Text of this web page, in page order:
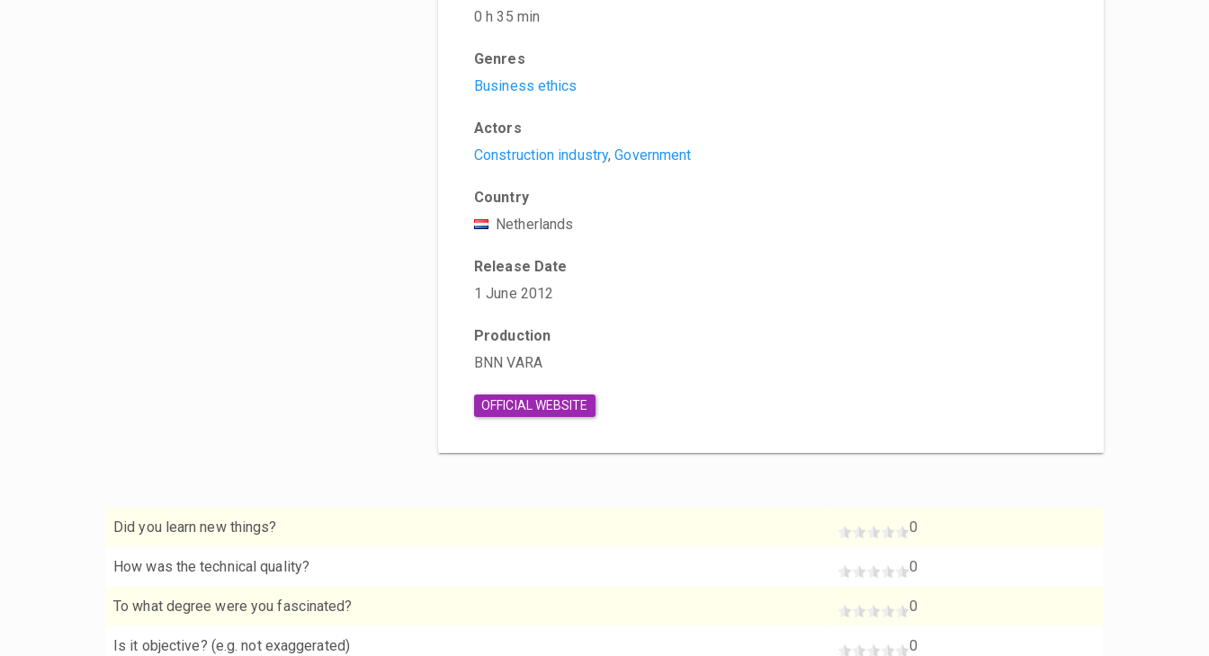
0 h 35 min
Genres
Business ethics
Actors
Construction industry,Government
Country
Netherlands
Release Date
1 June 2012
Production
BNN VARA
OFFICIAL WEBSITE
Did you learn new things? 0
How was the technical quality? 0
To what degree were you fascinated? 0
Is it objective? (e.g. not exaggerated) 0